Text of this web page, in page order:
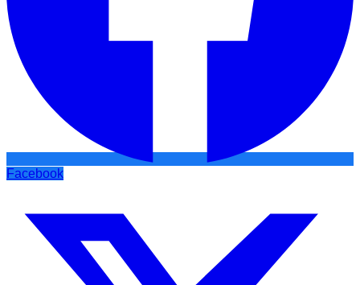
Facebook